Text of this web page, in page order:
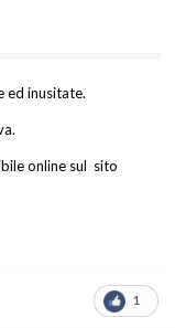
ed inusitate.
online sul sito
1